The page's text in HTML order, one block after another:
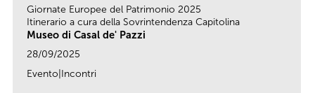
Giornate Europee del Patrimonio 2025
Itinerario a cura della Sovrintendenza Capitolina
Museo di Casal de' Pazzi
28/09/2025
Evento|Incontri